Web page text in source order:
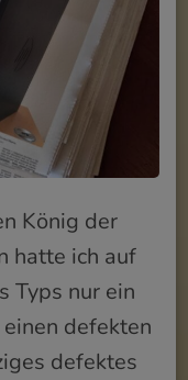
König der
hatte ich auf
Typs nur ein
defekten
defektes